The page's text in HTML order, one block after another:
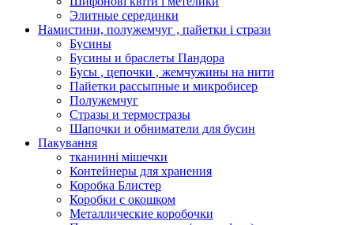
Элитные серединки
Намистини, полужемчуг , пайетки і стрази
Бусины
Бусины и браслеты Пандора
Бусы , цепочки , жемчужины на нити
Пайетки рассыпные и микробисер
Полужемчуг
Стразы и термостразы
Шапочки и обниматели для бусин
Пакування
тканинні мішечки
Контейнеры для хранения
Коробка Блистер
Коробки с окошком
Металлические коробочки